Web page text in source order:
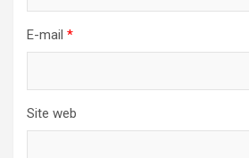
E-mail *
Site web